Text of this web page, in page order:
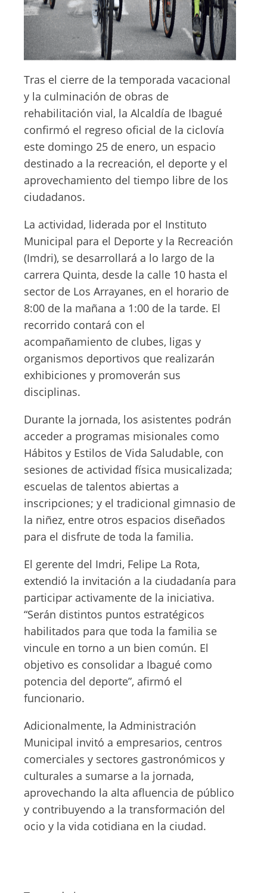
Tras el cierre de la temporada vacacional
y la culminación de obras de
rehabilitación vial, la Alcaldía de Ibagué
confirmó el regreso oficial de la ciclovía
este domingo 25 de enero, un espacio
destinado a la recreación, el deporte y el
aprovechamiento del tiempo libre de los
ciudadanos.
La actividad, liderada por el Instituto
Municipal para el Deporte y la Recreación
(Imdri), se desarrollará a lo largo de la
carrera Quinta, desde la calle 10 hasta el
sector de Los Arrayanes, en el horario de
8:00 de la mañana a 1:00 de la tarde. El
recorrido contará con el
acompañamiento de clubes, ligas y
organismos deportivos que realizarán
exhibiciones y promoverán sus
disciplinas.
Durante la jornada, los asistentes podrán
acceder a programas misionales como
Hábitos y Estilos de Vida Saludable, con
sesiones de actividad física musicalizada;
escuelas de talentos abiertas a
inscripciones; y el tradicional gimnasio de
la niñez, entre otros espacios diseñados
para el disfrute de toda la familia.
El gerente del Imdri, Felipe La Rota,
extendió la invitación a la ciudadanía para
participar activamente de la iniciativa.
“Serán distintos puntos estratégicos
habilitados para que toda la familia se
vincule en torno a un bien común. El
objetivo es consolidar a Ibagué como
potencia del deporte”, afirmó el
funcionario.
Adicionalmente, la Administración
Municipal invitó a empresarios, centros
comerciales y sectores gastronómicos y
culturales a sumarse a la jornada,
aprovechando la alta afluencia de público
y contribuyendo a la transformación del
ocio y la vida cotidiana en la ciudad.